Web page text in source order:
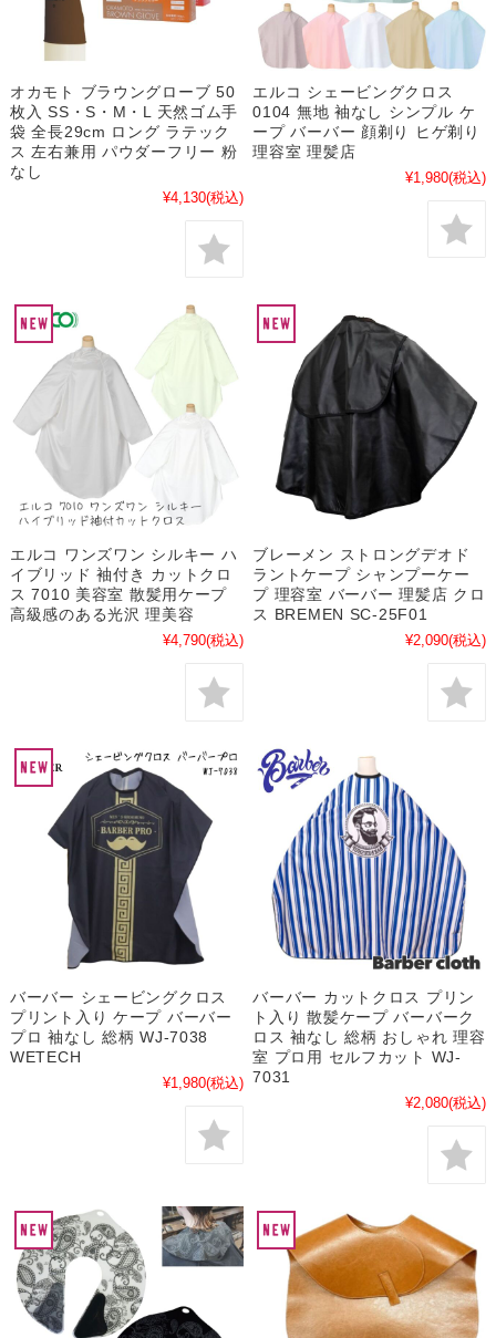
オカモト ブラウングローブ 50
枚入 SS・S・M・L 天然ゴム手
袋 全長29cm ロング ラテック
ス 左右兼用 パウダーフリー 粉
なし
¥4,130(税込)
エルコ シェービングクロス
0104 無地 袖なし シンプル ケ
ープ バーバー 顔剃り ヒゲ剃り
理容室 理髪店
¥1,980(税込)
エルコ ワンズワン シルキー ハ
イブリッド 袖付き カットクロ
ス 7010 美容室 散髪用ケープ
高級感のある光沢 理美容
¥4,790(税込)
ブレーメン ストロングデオド
ラントケープ シャンプーケー
プ 理容室 バーバー 理髪店 クロ
ス BREMEN SC-25F01
¥2,090(税込)
バーバー シェービングクロス
プリント入り ケープ バーバー
プロ 袖なし 総柄 WJ-7038
WETECH
¥1,980(税込)
バーバー カットクロス プリン
ト入り 散髪ケープ バーバーク
ロス 袖なし 総柄 おしゃれ 理容
室 プロ用 セルフカット WJ-
7031
¥2,080(税込)